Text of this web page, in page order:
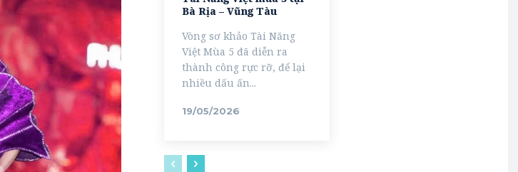
Bà Rịa – Vũng Tàu
Vòng sơ khảo Tài Năng
Việt Mùa 5 đã diễn ra
thành công rực rỡ, để lại
nhiều dấu ấn...
19/05/2026